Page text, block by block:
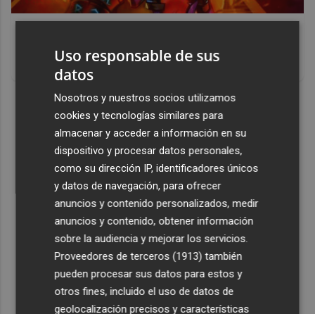
Un verdadero MMORPG de la vieja escuela ¡Cómo los de
antes, pero mejor!
DISCOVER WITH
Uso responsable de sus
datos
Nosotros y nuestros socios utilizamos
cookies y tecnologías similares para
almacenar y acceder a información en su
dispositivo y procesar datos personales,
como su dirección IP, identificadores únicos
y datos de navegación, para ofrecer
anuncios y contenido personalizados, medir
anuncios y contenido, obtener información
sobre la audiencia y mejorar los servicios.
Proveedores de terceros (1913) también
pueden procesar sus datos para estos y
otros fines, incluido el uso de datos de
geolocalización precisos y características